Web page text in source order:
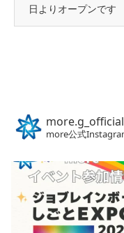
日よりオープンです
more.g_official
more公式